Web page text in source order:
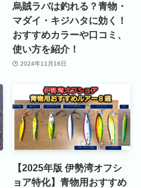
烏賊ラバは釣れる？青物・
マダイ・キジハタに効く！
おすすめカラーや口コミ、
使い方を紹介！
2024年11月16日
【2025年版 伊勢湾オフシ
ョア特化】青物用おすすめ